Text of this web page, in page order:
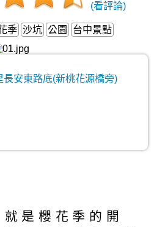
(看評論)
季 沙坑 公園 台中景點
長安東路底(新桃花源橋旁)
是櫻花季的開